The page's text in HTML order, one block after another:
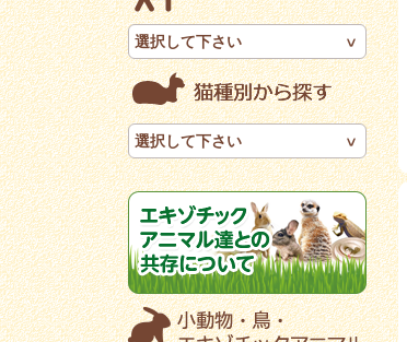
選択して下さい
選択して下さい